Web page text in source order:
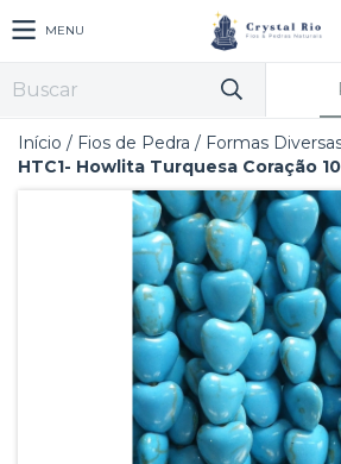
MENU
Início / Fios de Pedra / Formas
HTC1- Howlita Turquesa Coração